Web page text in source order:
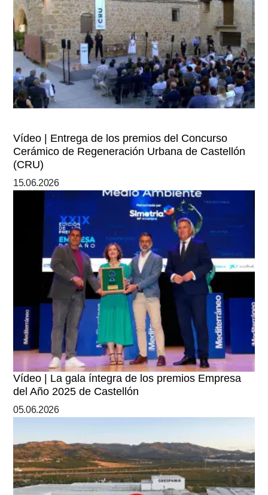
Vídeo | Entrega de los premios del Concurso
Cerámico de Regeneración Urbana de Castellón
(CRU)
15.06.2026
Vídeo | La gala íntegra de los premios Empresa
del Año 2025 de Castellón
05.06.2026